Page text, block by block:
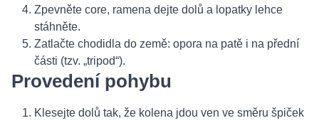
Zpevněte core, ramena dejte dolů a lopatky lehce
stáhněte.
Zatlačte chodidla do země: opora na patě i na přední
části (tzv. „tripod“).
Provedení pohybu
Klesejte dolů tak, že kolena jdou ven ve směru špiček